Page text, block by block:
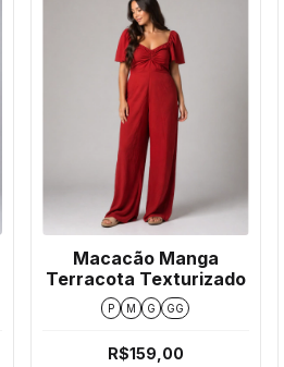
Macacão Manga
Terracota Texturizado
P M G GG
R$159,00